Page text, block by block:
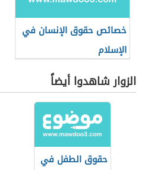
خصائص حقوق الإنسان في
الإسلام
الزوار شاهدوا أيضاً
حقوق الطفل في